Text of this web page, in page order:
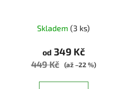
Skladem (3 ks)
od 349 Kč
449 Kč (až –22 %)